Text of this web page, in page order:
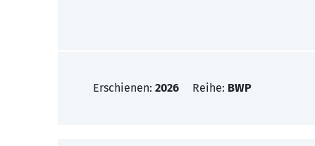
Erschienen: 2026 Reihe: BWP